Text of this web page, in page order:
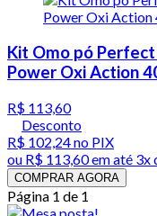
Kit Omo pó
Power Oxi Action
R$ 113,60
Desconto
R$ 102,24no PIX
ou R$ 113,60em até 3x
COMPRAR AGORA
Página 1 de 1